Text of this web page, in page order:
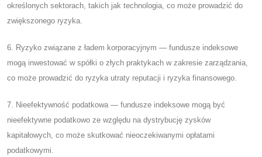
określonych sektorach, takich jak technologia, co może prowadzić do
zwiększonego ryzyka.
6. Ryzyko związane z ładem korporacyjnym — fundusze indeksowe
mogą inwestować w spółki o złych praktykach w zakresie zarządzania,
co może prowadzić do ryzyka utraty reputacji i ryzyka finansowego.
7. Nieefektywność podatkowa — fundusze indeksowe mogą być
nieefektywne podatkowo ze względu na dystrybucję zysków
kapitałowych, co może skutkować nieoczekiwanymi opłatami
podatkowymi.